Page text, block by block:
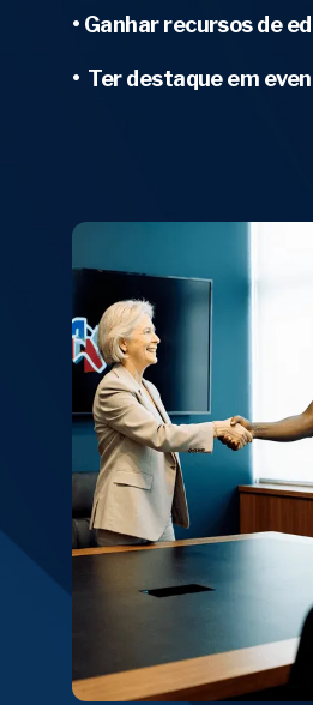
• Ganhar recursos de
• Ter destaque em